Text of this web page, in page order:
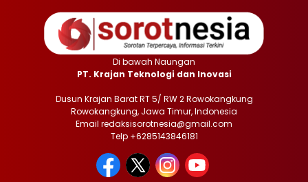
Di bawah Naungan
PT. Krajan Teknologi dan Inovasi
Dusun Krajan Barat RT 5/ RW 2 Rowokangkung
Rowokangkung, Jawa Timur, Indonesia
Email redaksisorotnesia@gmail.com
Telp +6285143846181